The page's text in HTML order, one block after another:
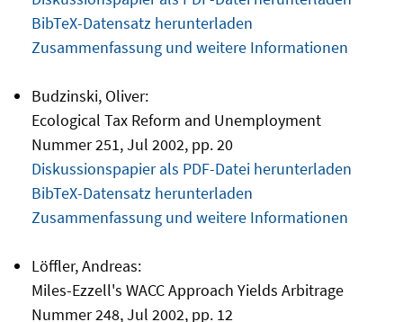
BibTeX-Datensatz herunterladen
Zusammenfassung und weitere Informationen
Budzinski, Oliver:
Ecological Tax Reform and Unemployment
Nummer 251, Jul 2002, pp. 20
Diskussionspapier als PDF-Datei herunterladen
BibTeX-Datensatz herunterladen
Zusammenfassung und weitere Informationen
Löffler, Andreas:
Miles-Ezzell's WACC Approach Yields Arbitrage
Nummer 248, Jul 2002, pp. 12